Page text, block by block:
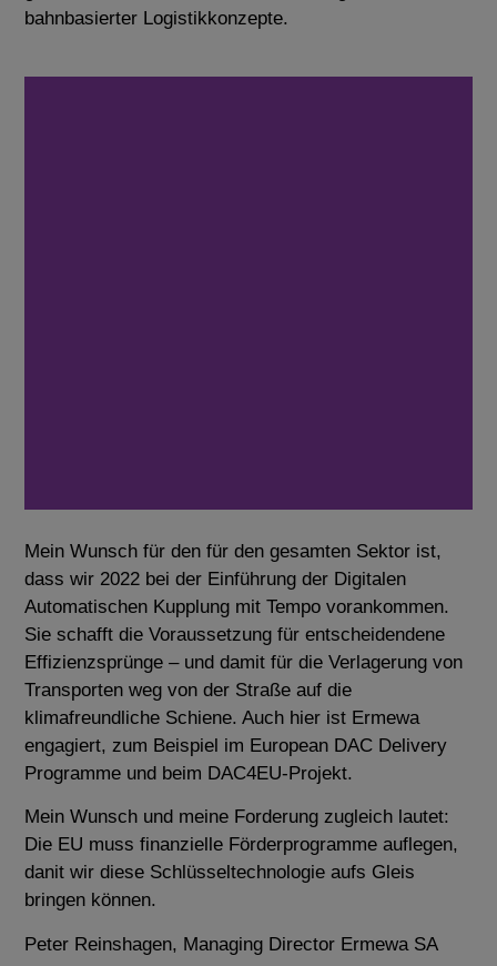
bahnbasierter Logistikkonzepte.
Mein Wunsch für den für den gesamten Sektor ist,
dass wir 2022 bei der Einführung der Digitalen
Automatischen Kupplung mit Tempo vorankommen.
Sie schafft die Voraussetzung für entscheidendene
Effizienzsprünge – und damit für die Verlagerung von
Transporten weg von der Straße auf die
klimafreundliche Schiene. Auch hier ist Ermewa
engagiert, zum Beispiel im European DAC Delivery
Programme und beim DAC4EU-Projekt.
Mein Wunsch und meine Forderung zugleich lautet:
Die EU muss finanzielle Förderprogramme auflegen,
danit wir diese Schlüsseltechnologie aufs Gleis
bringen können.
Peter Reinshagen, Managing Director Ermewa SA